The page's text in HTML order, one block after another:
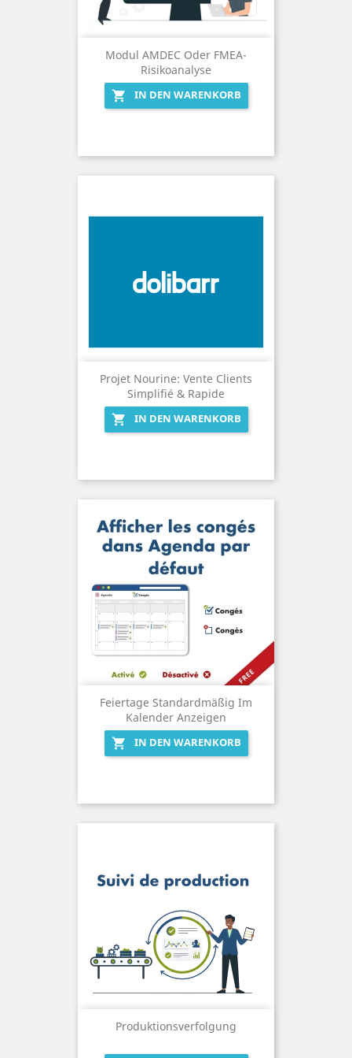
Modul AMDEC Oder FMEA-
Risikoanalyse

IN DEN WARENKORB
Projet Nourine: Vente Clients
Simplifié & Rapide

IN DEN WARENKORB
Feiertage Standardmäßig Im
Kalender Anzeigen

IN DEN WARENKORB
Produktionsverfolgung